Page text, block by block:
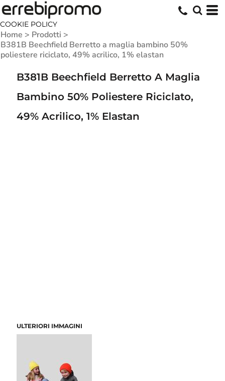
COOKIE POLICY
Home > Prodotti >
B381B Beechfield Berretto a maglia bambino 50%
poliestere riciclato, 49% acrilico, 1% elastan
B381B Beechfield Berretto A Maglia
Bambino 50% Poliestere Riciclato,
49% Acrilico, 1% Elastan
ULTERIORI IMMAGINI